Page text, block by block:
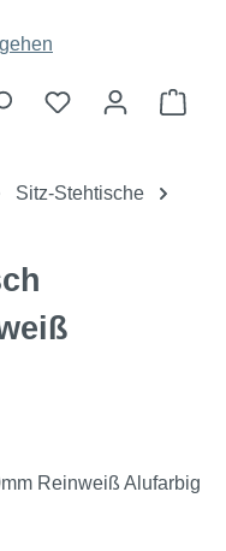
Sitz-Stehtische